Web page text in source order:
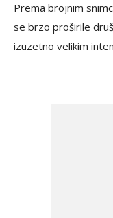
Prema brojnim
se brzo proširile
izuzetno velikim